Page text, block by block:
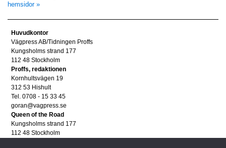
hemsidor »
Huvudkontor
Vägpress AB/Tidningen Proffs
Kungsholms strand 177
112 48 Stockholm
Proffs, redaktionen
Kornhultsvägen 19
312 53 Hishult
Tel. 0708 - 15 33 45
goran@vagpress.se
Queen of the Road
Kungsholms strand 177
112 48 Stockholm